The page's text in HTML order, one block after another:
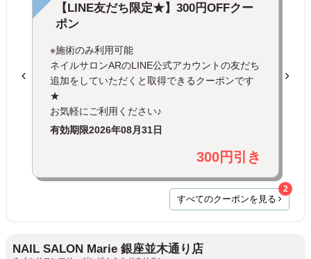
【LINE友だち限定★】300円OFFクー
ポン
※施術のみ利用可能
ネイルサロンARのLINE公式アカウントの友だち
追加をしていただくと取得できるクーポンです
★
お気軽にご利用ください♪
有効期限2026年08月31日
300円引き
すべてのクーポンを見る
2
NAIL SALON Marie 銀座並木通り店